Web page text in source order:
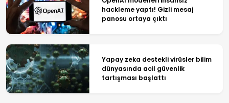
hackleme yaptı! Gizli mesaj
panosu ortaya çıktı
Yapay zeka destekli virüsler bilim
dünyasında acil güvenlik
tartışması başlattı